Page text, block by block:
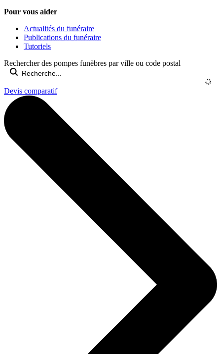
Pour vous aider
Actualités du funéraire
Publications du funéraire
Tutoriels
Rechercher des pompes funèbres par ville ou code postal
Devis comparatif